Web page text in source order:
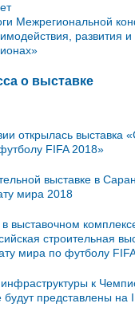
Межрегиональной
о выставке
открылась выставка
FIFA 2018»
выставке в
мира 2018
выставочном
строительная
мира по футболу
к
будут представлены на